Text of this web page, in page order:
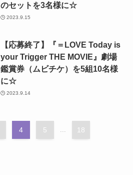
のセットを3名様に☆
2023.9.15
【応募終了】『＝LOVE Today is
your Trigger THE MOVIE』劇場
鑑賞券（ムビチケ）を5組10名様
に☆
2023.9.14
4 5 18